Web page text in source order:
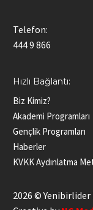
Telefon:
444 9 866
Hızlı Bağlantı:
Biz Kimiz?
Akademi Programları
Gençlik Programları
Haberler
KVKK Aydınlatma
2026 © Yenibirlider